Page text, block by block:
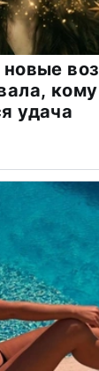
новые
удача